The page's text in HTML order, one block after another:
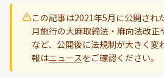
この記事は2021年5月 に公開され
月施行の大麻取締法・麻向法改正
など、公開後に法規制が大きく変
報はニュースをご確認ください。